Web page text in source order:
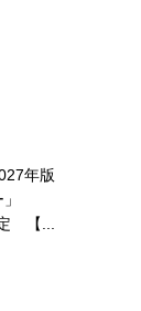
年版
」
【...